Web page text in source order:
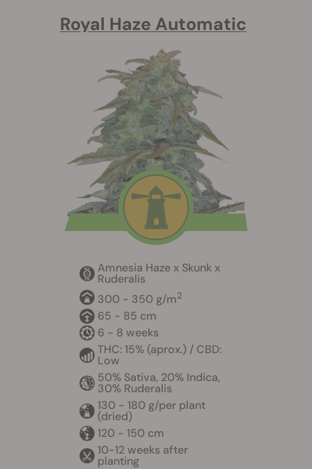
Royal Haze Automatic
Amnesia Haze x Skunk x
Ruderalis
300 - 350 g/m2
65 - 85 cm
6 - 8 weeks
THC: 15% (aprox.) / CBD:
Low
50% Sativa, 20% Indica,
30% Ruderalis
130 - 180 g/per plant
(dried)
120 - 150 cm
10-12 weeks after
planting